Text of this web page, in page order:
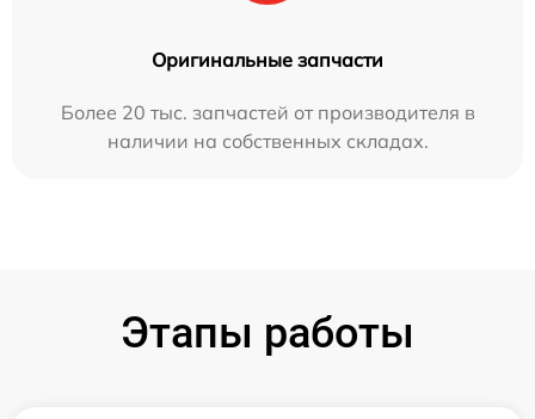
Оригинальные запчасти
Более 20 тыс. запчастей от производителя в
наличии на собственных складах.
Этапы работы